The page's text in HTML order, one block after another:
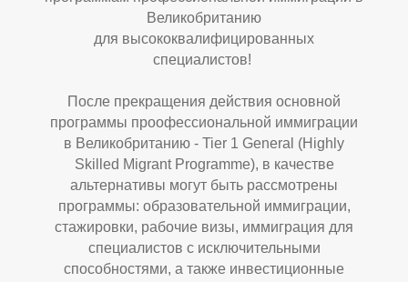
И
Ц
Великобританию
для высококвалифицированных
специалистов!
После прекращения действия основной
программы проофессиональной иммиграции
в Великобританию - Tier 1 General (Highly
Skilled Migrant Programme), в качестве
альтернативы могут быть рассмотрены
программы: образовательной иммиграции,
стажировки, рабочие визы, иммиграция для
специалистов с исключительными
способностями, а также инвестиционные